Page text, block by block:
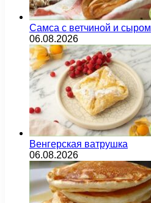
Самса с ветчиной и сыром
06.08.2026
Венгерская ватрушка
06.08.2026